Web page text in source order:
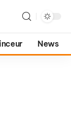
News